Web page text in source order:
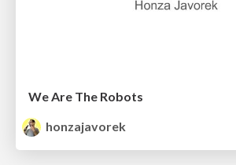
We Are The Robots
honzajavorek